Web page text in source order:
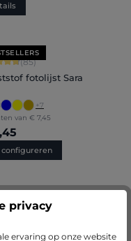
waardering van 4.71
(85)
fotolijst Sara
+7
van € 7,45
configureren
waardering van 4.9 van
(20)
privacy
ervaring op onze website